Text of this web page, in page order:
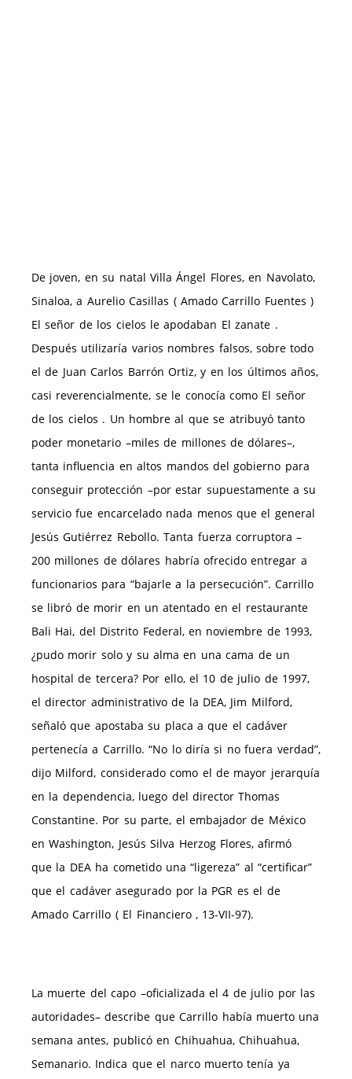
De joven, en su natal Villa Ángel Flores, en Navolato,
Sinaloa, a Aurelio Casillas ( Amado Carrillo Fuentes )
El señor de los cielos le apodaban El zanate .
Después utilizaría varios nombres falsos, sobre todo
el de Juan Carlos Barrón Ortiz, y en los últimos años,
casi reverencialmente, se le conocía como El señor
de los cielos . Un hombre al que se atribuyó tanto
poder monetario –miles de millones de dólares–,
tanta influencia en altos mandos del gobierno para
conseguir protección –por estar supuestamente a su
servicio fue encarcelado nada menos que el general
Jesús Gutiérrez Rebollo. Tanta fuerza corruptora –
200 millones de dólares habría ofrecido entregar a
funcionarios para “bajarle a la persecución”. Carrillo
se libró de morir en un atentado en el restaurante
Bali Hai, del Distrito Federal, en noviembre de 1993,
¿pudo morir solo y su alma en una cama de un
hospital de tercera? Por ello, el 10 de julio de 1997,
el director administrativo de la DEA, Jim Milford,
señaló que apostaba su placa a que el cadáver
pertenecía a Carrillo. “No lo diría si no fuera verdad”,
dijo Milford, considerado como el de mayor jerarquía
en la dependencia, luego del director Thomas
Constantine. Por su parte, el embajador de México
en Washington, Jesús Silva Herzog Flores, afirmó
que la DEA ha cometido una “ligereza” al “certificar”
que el cadáver asegurado por la PGR es el de
Amado Carrillo ( El Financiero , 13-VII-97).
La muerte del capo –oficializada el 4 de julio por las
autoridades– describe que Carrillo había muerto una
semana antes, publicó en Chihuahua, Chihuahua,
Semanario. Indica que el narco muerto tenía ya